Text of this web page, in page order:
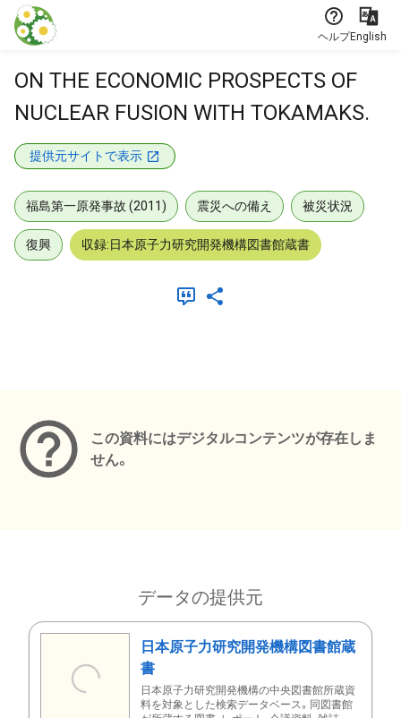
本文に飛ぶ
ヘルプEnglish
ON THE ECONOMIC PROSPECTS OF
NUCLEAR FUSION WITH TOKAMAKS.
提供元サイトで表示
福島第一原発事故 (2011) 震災への備え 被災状況
復興 収録:日本原子力研究開発機構図書館蔵書
この資料にはデジタルコンテンツが存在しま
せん。
データの提供元
日本原子力研究開発機構図書館蔵
書
日本原子力研究開発機構の中央図書館所蔵資
料を対象とした検索データベース。同図書館